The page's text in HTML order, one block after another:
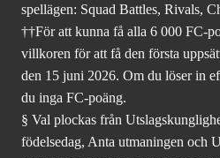
spellägen: Squad Battles, Rivals,
††För att kunna få alla 6 000 FC-
villkoren för att få den första
den 15 juni 2026. Om du löser in
du inga FC-poäng.
§ Val plockas från
födelsedag, Anta utmaningen och